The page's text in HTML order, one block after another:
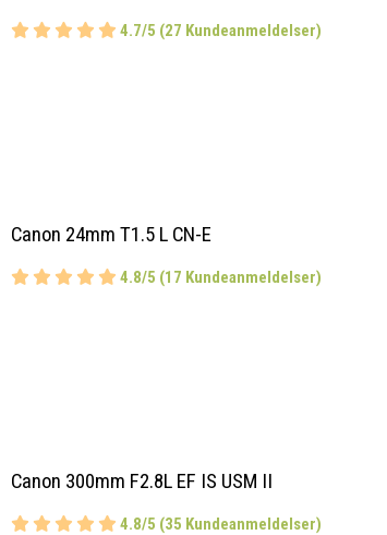
4.7/5 (27 Kundeanmeldelser)
Canon 24mm T1.5 L CN-E
4.8/5 (17 Kundeanmeldelser)
Canon 300mm F2.8L EF IS USM II
4.8/5 (35 Kundeanmeldelser)